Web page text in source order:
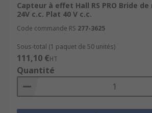
Capteur à effet Hall RS PRO Bride
24V c.c. Plat 40 V c.c.
Code commande RS 277-3625
Sous-total (1 paquet de 50 unités)
111,10 €HT
Quantité